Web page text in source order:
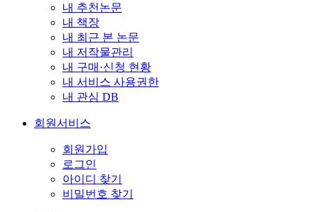
내 추천논문
내 책장
내 최근 본 논문
내 저작물관리
내 구매·신청 현황
내 서비스 사용권한
내 관심 DB
회원서비스
회원가입
로그인
아이디 찾기
비밀번호 찾기